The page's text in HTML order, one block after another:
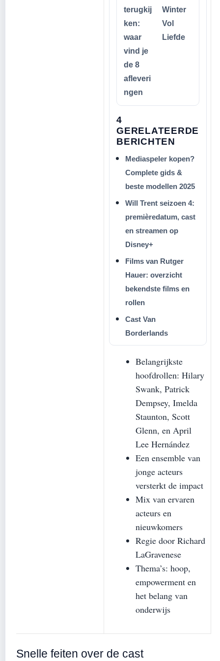
terugkij
ken:
waar
vind je
de 8
afleveri
ngen
Winter
Vol
Liefde
4
GERELATEERDE
BERICHTEN
Mediaspeler kopen?
Complete gids &
beste modellen 2025
Will Trent seizoen 4:
premièredatum, cast
en streamen op
Disney+
Films van Rutger
Hauer: overzicht
bekendste films en
rollen
Cast Van
Borderlands
Belangrijkste
hoofdrollen: Hilary
Swank, Patrick
Dempsey, Imelda
Staunton, Scott
Glenn, en April
Lee Hernández
Een ensemble van
jonge acteurs
versterkt de impact
Mix van ervaren
acteurs en
nieuwkomers
Regie door Richard
LaGravenese
Thema’s: hoop,
empowerment en
het belang van
onderwijs
Snelle feiten over de cast